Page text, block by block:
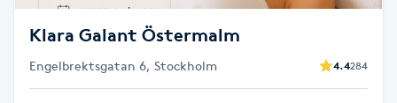
Fransrengöring
Klara Galant Östermalm
Engelbrektsgatan 6, Stockholm 4.4284